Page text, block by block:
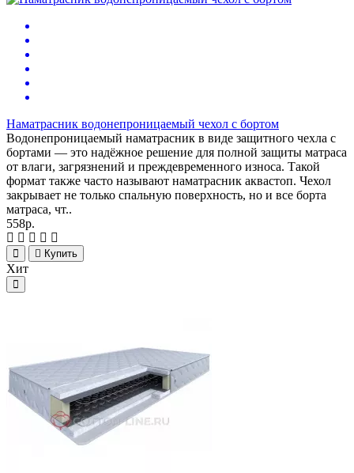
Наматрасник водонепроницаемый чехол с бортом
Водонепроницаемый наматрасник в виде защитного чехла с
бортами — это надёжное решение для полной защиты матраса
от влаги, загрязнений и преждевременного износа. Такой
формат также часто называют наматрасник аквастоп. Чехол
закрывает не только спальную поверхность, но и все борта
матраса, чт..
558р.
Купить
Хит